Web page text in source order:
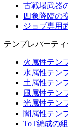
古戦場武器
四象降臨の
ジョブ専用
テンプレパーティ
火属性テン
水属性テン
土属性テン
風属性テン
光属性テン
闇属性テン
ToT編成の